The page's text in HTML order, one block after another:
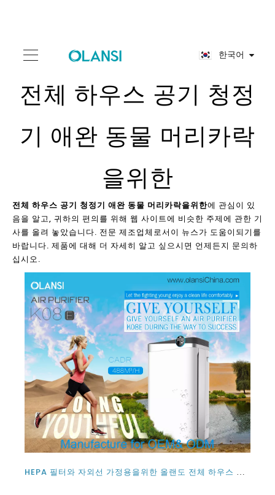
한국어
전체 하우스 공기 청정
기 애완 동물 머리카락
을위한
전체 하우스 공기 청정기 애완 동물 머리카락을위한에 관심이 있
음을 알고, 귀하의 편의를 위해 웹 사이트에 비슷한 주제에 관한 기
사를 올려 놓았습니다. 전문 제조업체로서이 뉴스가 도움이되기를
바랍니다. 제품에 대해 더 자세히 알고 싶으시면 언제든지 문의하
십시오.
HEPA 필터와 자외선 가정용을위한 올랜도 전체 하우스 공기 청정기